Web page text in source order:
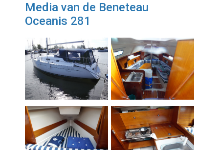
Media van de Beneteau
Oceanis 281